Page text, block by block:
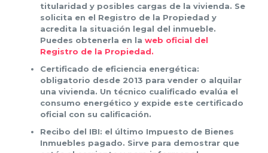
titularidad y posibles cargas de la vivienda. Se
solicita en el Registro de la Propiedad y
acredita la situación legal del inmueble.
Puedes obtenerla en la web oficial del
Registro de la Propiedad.
Certificado de eficiencia energética:
obligatorio desde 2013 para vender o alquilar
una vivienda. Un técnico cualificado evalúa el
consumo energético y expide este certificado
oficial con su calificación.
Recibo del IBI: el último Impuesto de Bienes
Inmuebles pagado. Sirve para demostrar que